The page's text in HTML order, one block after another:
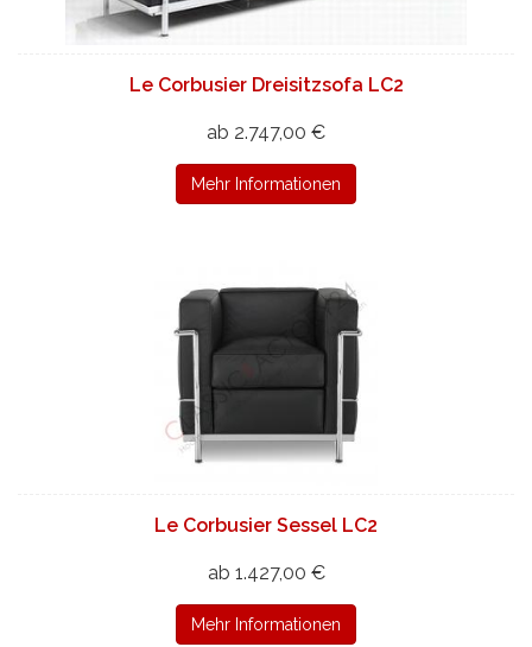
Le Corbusier Dreisitzsofa LC2
ab 2.747,00 €
Mehr Informationen
Le Corbusier Sessel LC2
ab 1.427,00 €
Mehr Informationen